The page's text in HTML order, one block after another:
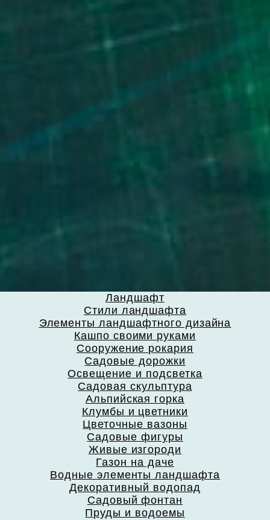
Ландшафт
Стили ландшафта
Элементы ландшафтного дизайна
Кашпо своими руками
Сооружение рокария
Садовые дорожки
Освещение и подсветка
Садовая скульптура
Альпийская горка
Клумбы и цветники
Цветочные вазоны
Садовые фигуры
Живые изгороди
Газон на даче
Водные элементы ландшафта
Декоративный водопад
Садовый фонтан
Пруды и водоемы